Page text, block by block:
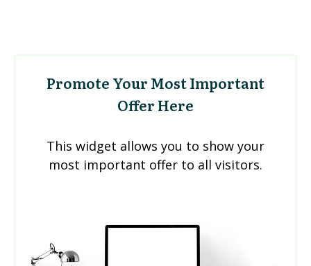
Promote Your Most Important
Offer Here
This widget allows you to show your
most important offer to all visitors.